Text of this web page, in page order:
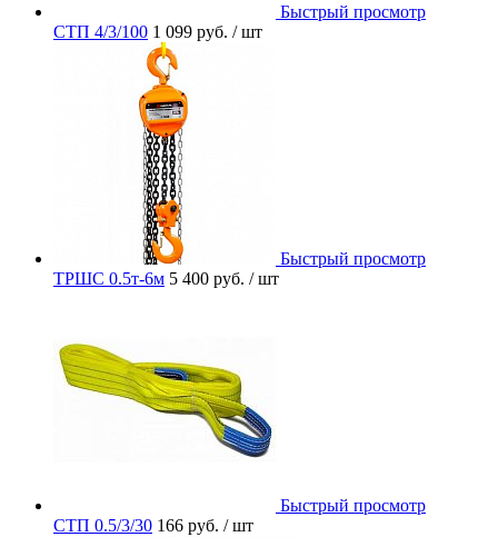
Быстрый просмотр
СТП 4/3/100 1 099 руб. / шт
Быстрый просмотр
ТРШС 0.5т-6м 5 400 руб. / шт
Быстрый просмотр
СТП 0.5/3/30 166 руб. / шт